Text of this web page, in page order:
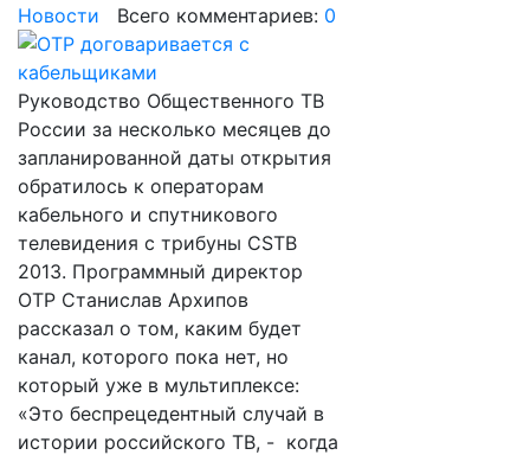
Новости Всего комментариев: 0
Руководство Общественного ТВ
России за несколько месяцев до
запланированной даты открытия
обратилось к операторам
кабельного и спутникового
телевидения с трибуны CSTB
2013. Программный директор
ОТР Станислав Архипов
рассказал о том, каким будет
канал, которого пока нет, но
который уже в мультиплексе:
«Это беспрецедентный случай в
истории российского ТВ, - когда